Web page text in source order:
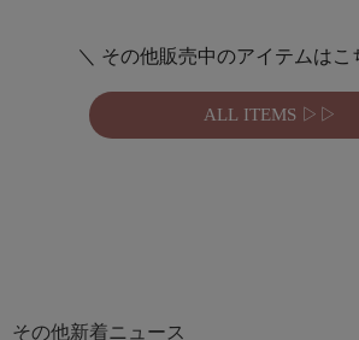
＼ その他販売中のアイテムはこ
ALL ITEMS ▷▷